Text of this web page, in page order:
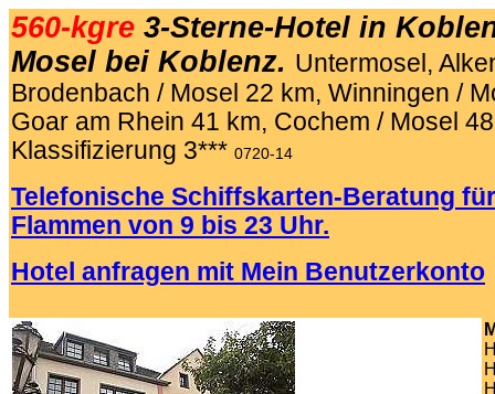
560-kgre 3-Sterne-Hotel in
Mosel bei Koblenz. Untermosel,
Brodenbach / Mosel 22 km, Winningen /
Goar am Rhein 41 km, Cochem / Mosel
Klassifizierung 3*** 0720-14
Telefonische Schiffskarten-Beratung
Flammen von 9 bis 23 Uhr.
Hotel anfragen mit Mein Benutzerkonto